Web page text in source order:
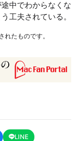
中でわからなくな
工夫されている。
れたものです。
LINE